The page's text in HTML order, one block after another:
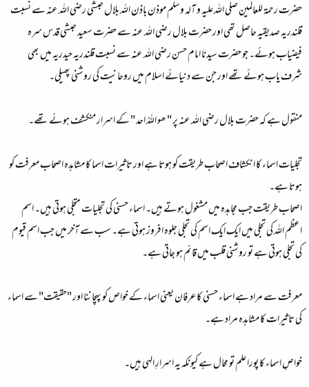
حضرت رحمۃ للعالمین صلی اللہ علیہ و آلہ وسلم موذن باذن اللہ بلال حبشی رضی اللہ عنہ سے نسبت
قلندریہ صدیقیہ حاصل تھی اور حضرت بلال رضی اللہ عنہ سے حضرت سعید حبشی قدس سرہ
فیضیاب ہوئے۔ جو حضرت سیدنا امام حسن رضی اللہ عنہ سے نسبت قلندریہ حیدریہ میں بھی
شرف یاب ہوئے تھے اور جن سے دنیائے اسلام میں روحانیت کی روشنی پھیلی۔
منقول ہے کہ حضرت بلال رضی اللہ عنہ پر " ھو اللہُ احد " کے اسرار منکشف ہوئے تھے۔
تجلیات اسماء کا انکشاف اصحاب طریقت کو ہوتا ہے اور تاثیرات اسما کا مشاہدہ اصحاب معرفت کو
ہوتا ہے۔
اصحاب طریقت جب مجاہدہ میں مشغول ہوتے ہیں۔ اسماء حسنی کی تجلیات متجلی ہوتی ہیں۔ اسم
اعظم اللہ کی تجلی میں ایک ایک اسم کی تجلی جلوہ افروز ہوتی ہے۔ سب سے آخر میں جب اسم قیوم
کی تجلی ہوتی ہے تو روشنی قلب میں قائم ہو جاتی ہے۔
معرفت سے مراد ہے اسماء حسنی کا عرفان یعنی اسماء کے خواص کو پہچاننا اور "حقیقت" سے اسماء
کی تاثیرات کا مشاہدہ مراد ہے۔
خواصِ اسماء کا پورا علم تو محال ہے کیونکہ یہ اسرارِ الہی ہیں۔